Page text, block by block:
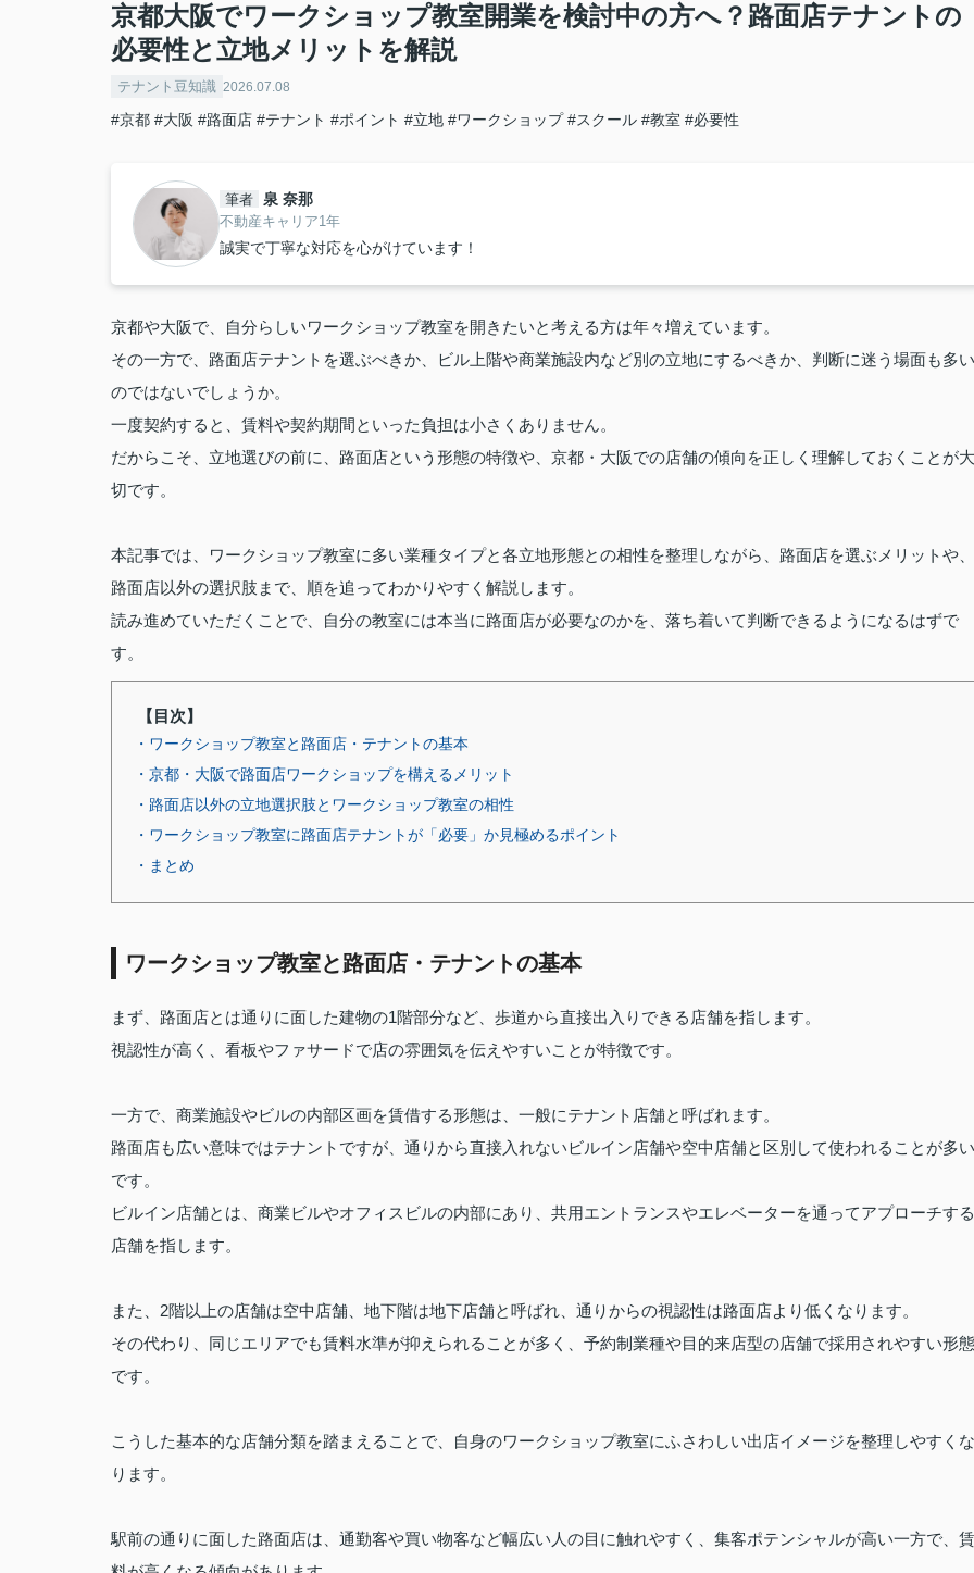
京都大阪でワークショップ教室開業を検討中の方へ？路面店テナントの
必要性と立地メリットを解説
テナント豆知識 2026.07.08
#京都 #大阪 #路面店 #テナント #ポイント #立地 #ワークショップ #スクール #教室 #必要性
筆者 泉 奈那
不動産キャリア1年
誠実で丁寧な対応を心がけています！
京都や大阪で、自分らしいワークショップ教室を開きたいと考える方は年々増えています。
その一方で、路面店テナントを選ぶべきか、ビル上階や商業施設内など別の立地にするべきか、判断に迷う場面も多い
のではないでしょうか。
一度契約すると、賃料や契約期間といった負担は小さくありません。
だからこそ、立地選びの前に、路面店という形態の特徴や、京都・大阪での店舗の傾向を正しく理解しておくことが大
切です。
本記事では、ワークショップ教室に多い業種タイプと各立地形態との相性を整理しながら、路面店を選ぶメリットや、
路面店以外の選択肢まで、順を追ってわかりやすく解説します。
読み進めていただくことで、自分の教室には本当に路面店が必要なのかを、落ち着いて判断できるようになるはずで
す。
【目次】
・ワークショップ教室と路面店・テナントの基本
・京都・大阪で路面店ワークショップを構えるメリット
・路面店以外の立地選択肢とワークショップ教室の相性
・ワークショップ教室に路面店テナントが「必要」か見極めるポイント
・まとめ
ワークショップ教室と路面店・テナントの基本
まず、路面店とは通りに面した建物の1階部分など、歩道から直接出入りできる店舗を指します。
視認性が高く、看板やファサードで店の雰囲気を伝えやすいことが特徴です。
一方で、商業施設やビルの内部区画を賃借する形態は、一般にテナント店舗と呼ばれます。
路面店も広い意味ではテナントですが、通りから直接入れないビルイン店舗や空中店舗と区別して使われることが多い
です。
ビルイン店舗とは、商業ビルやオフィスビルの内部にあり、共用エントランスやエレベーターを通ってアプローチする
店舗を指します。
また、2階以上の店舗は空中店舗、地下階は地下店舗と呼ばれ、通りからの視認性は路面店より低くなります。
その代わり、同じエリアでも賃料水準が抑えられることが多く、予約制業種や目的来店型の店舗で採用されやすい形態
です。
こうした基本的な店舗分類を踏まえることで、自身のワークショップ教室にふさわしい出店イメージを整理しやすくな
ります。
駅前の通りに面した路面店は、通勤客や買い物客など幅広い人の目に触れやすく、集客ポテンシャルが高い一方で、賃